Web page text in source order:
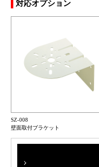
対応オプション
SZ-008
壁面取付ブラケット